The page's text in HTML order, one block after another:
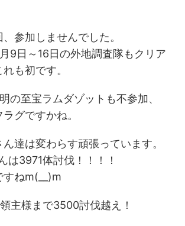
参加しませんでした。
9日～16日の外地調査隊もクリア
も初です。
の至宝ラムダゾットも不参加、
グですかね。
ん達は変わらす頑張っています。
は3971体討伐！！！！
すねm(__)m
主様まで3500討伐越え！